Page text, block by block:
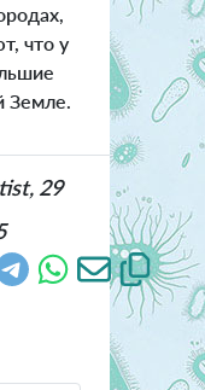
что у
Земле.
29